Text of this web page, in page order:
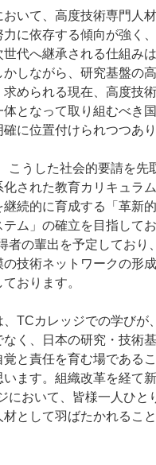
いて、高度技術専門人材
に依存する傾向が強く
代へ継承される仕組み
かしながら、研究基盤の
められる現在、高度技
体となって取り組むべき
に位置付けられつつあり
こうした社会的要請を先
された教育カリキュラ
継続的に育成する「革新
ム」の確立を目指して
者の輩出を予定しており
技術ネットワークの形
おります。
、TCカレッジでの学びが
なく、日本の研究・技術
と責任を育む場である
ます。組織改革を経て
において、皆様一人ひと
材として羽ばたかれるこ